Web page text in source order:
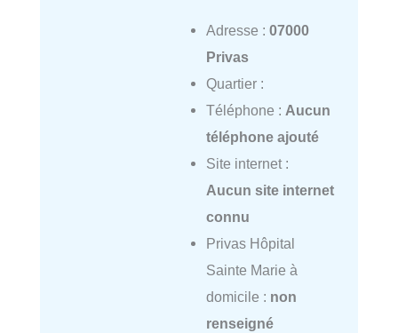
Adresse : 07000
Privas
Quartier :
Téléphone : Aucun
téléphone ajouté
Site internet :
Aucun site internet
connu
Privas Hôpital
Sainte Marie à
domicile : non
renseigné